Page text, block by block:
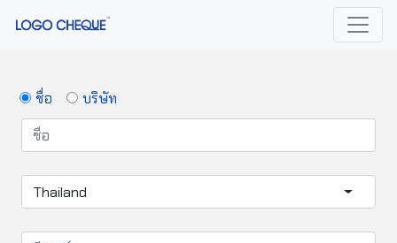
ชื่อ บริษัท
Thailand